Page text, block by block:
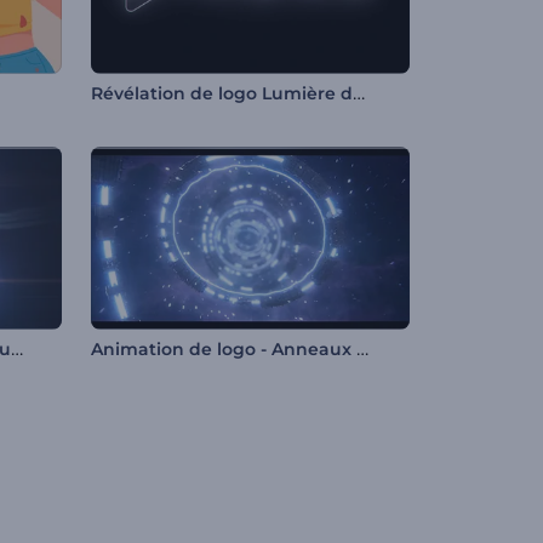
Révélation de logo Lumière douce
Animation de logo - Traînée lumineuse rapide Animation de logo - Anneaux spatiaux